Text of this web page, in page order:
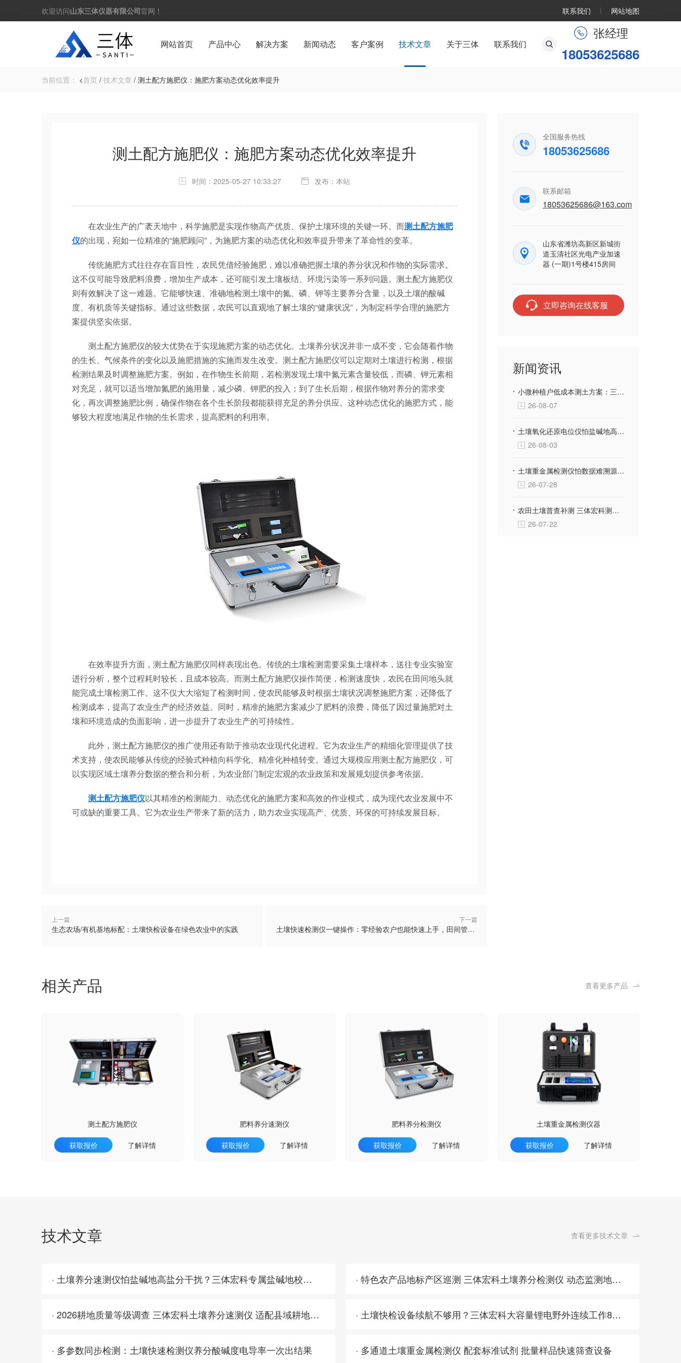
欢迎访问山东三体仪器有限公司官网！ 联系我们 网站地图
网站首页 产品中心 解决方案 新闻动态 客户案例 技术文章 关于三体 联系我们
张经理
18053625686
当前位置： <首页 / 技术文章 / 测土配方施肥仪：施肥方案动态优化效率提升
测土配方施肥仪：施肥方案动态优化效率提升
时间：2025-05-27 10:33:27 发布：本站
在农业生产的广袤天地中，科学施肥是实现作物高产优质、保护土壤环境的关键一环。而测土配方施肥
仪的出现，宛如一位精准的“施肥顾问”，为施肥方案的动态优化和效率提升带来了革命性的变革。
传统施肥方式往往存在盲目性，农民凭借经验施肥，难以准确把握土壤的养分状况和作物的实际需求。
这不仅可能导致肥料浪费，增加生产成本，还可能引发土壤板结、环境污染等一系列问题。测土配方施肥仪
则有效解决了这一难题。它能够快速、准确地检测土壤中的氮、磷、钾等主要养分含量，以及土壤的酸碱
度、有机质等关键指标。通过这些数据，农民可以直观地了解土壤的“健康状况”，为制定科学合理的施肥方
案提供坚实依据。
测土配方施肥仪的较大优势在于实现施肥方案的动态优化。土壤养分状况并非一成不变，它会随着作物
的生长、气候条件的变化以及施肥措施的实施而发生改变。测土配方施肥仪可以定期对土壤进行检测，根据
检测结果及时调整施肥方案。例如，在作物生长前期，若检测发现土壤中氮元素含量较低，而磷、钾元素相
对充足，就可以适当增加氮肥的施用量，减少磷、钾肥的投入；到了生长后期，根据作物对养分的需求变
化，再次调整施肥比例，确保作物在各个生长阶段都能获得充足的养分供应。这种动态优化的施肥方式，能
够较大程度地满足作物的生长需求，提高肥料的利用率。
在效率提升方面，测土配方施肥仪同样表现出色。传统的土壤检测需要采集土壤样本，送往专业实验室
进行分析，整个过程耗时较长，且成本较高。而测土配方施肥仪操作简便，检测速度快，农民在田间地头就
能完成土壤检测工作。这不仅大大缩短了检测时间，使农民能够及时根据土壤状况调整施肥方案，还降低了
检测成本，提高了农业生产的经济效益。同时，精准的施肥方案减少了肥料的浪费，降低了因过量施肥对土
壤和环境造成的负面影响，进一步提升了农业生产的可持续性。
此外，测土配方施肥仪的推广使用还有助于推动农业现代化进程。它为农业生产的精细化管理提供了技
术支持，使农民能够从传统的经验式种植向科学化、精准化种植转变。通过大规模应用测土配方施肥仪，可
以实现区域土壤养分数据的整合和分析，为农业部门制定宏观的农业政策和发展规划提供参考依据。
测土配方施肥仪以其精准的检测能力、动态优化的施肥方案和高效的作业模式，成为现代农业发展中不
可或缺的重要工具。它为农业生产带来了新的活力，助力农业实现高产、优质、环保的可持续发展目标。
全国服务热线
18053625686
联系邮箱
18053625686@163.com
山东省潍坊高新区新城街
道玉清社区光电产业加速
器 (一期)1号楼415房间
立即咨询在线客服
新闻资讯
小微种植户低成本测土方案：三体宏科土壤快检设备，千元级投入不用花钱送第三方检测
26-08-07
土壤氧化还原电位仪怕盐碱地高腐蚀？三体宏科合金防腐探头 长期埋入盐碱土壤不生锈不漂移
26-08-03
土壤重金属检测仪怕数据难溯源？三体宏科自动绑定采样位置生成地块检测档案
26-07-28
农田土壤普查补测 三体宏科测土配方施肥仪 便携款适配野外流动采样
26-07-22
上一篇
生态农场/有机基地标配：土壤快检设备在绿色农业中的实践
下一篇
土壤快速检测仪一键操作：零经验农户也能快速上手，田间管理更省心
相关产品 查看更多产品
测土配方施肥仪
获取报价 了解详情
肥料养分速测仪
获取报价 了解详情
肥料养分检测仪
获取报价 了解详情
土壤重金属检测仪器
获取报价 了解详情
技术文章 查看更多技术文章
· 土壤养分速测仪怕盐碱地高盐分干扰？三体宏科专属盐碱地校正程序 测数零偏差不用反复校准 · 特色农产品地标产区巡测 三体宏科土壤养分检测仪 动态监测地块肥力支撑品质统一
· 2026耕地质量等级调查 三体宏科土壤养分速测仪 适配县域耕地普查外业检测 · 土壤快检设备续航不够用？三体宏科大容量锂电野外连续工作8小时
· 多参数同步检测：土壤快速检测仪养分酸碱度电导率一次出结果 · 多通道土壤重金属检测仪 配套标准试剂 批量样品快速筛查设备